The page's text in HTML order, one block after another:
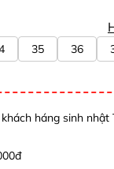
35 36
háng sinh nhật